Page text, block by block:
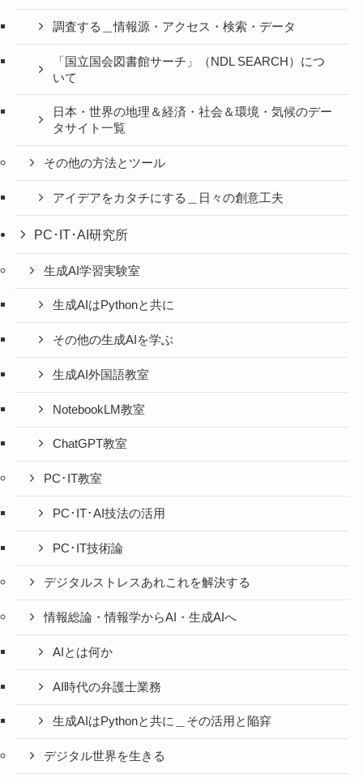
調査する＿情報源・アクセス・検索・データ
「国立国会図書館サーチ」（NDL SEARCH）につ
いて
日本・世界の地理＆経済・社会＆環境・気候のデー
タサイト一覧
その他の方法とツール
アイデアをカタチにする＿日々の創意工夫
PC･IT･AI研究所
生成AI学習実験室
生成AIはPythonと共に
その他の生成AIを学ぶ
生成AI外国語教室
NotebookLM教室
ChatGPT教室
PC･IT教室
PC･IT･AI技法の活用
PC･IT技術論
デジタルストレスあれこれを解決する
情報総論・情報学からAI・生成AIへ
AIとは何か
AI時代の弁護士業務
生成AIはPythonと共に＿その活用と陥穽
デジタル世界を生きる